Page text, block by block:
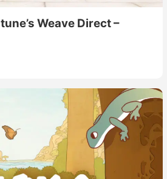
Weave Direct –